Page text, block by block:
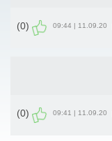
11.09.20 | 09:44
(0)
11.09.20 | 09:41
(0)